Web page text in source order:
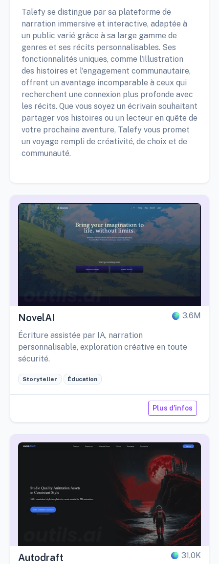
Talefy se distingue par sa plateforme de
narration immersive et interactive, adaptée à
un public varié grâce à sa large gamme de
genres et ses récits personnalisables. Ses
fonctionnalités uniques, comme l'illustration
des histoires et l'engagement communautaire,
offrent un avantage incomparable à ceux qui
recherchent une connexion plus profonde avec
les récits. Que vous soyez un écrivain souhaitant
partager vos histoires ou un lecteur en quête de
votre prochaine aventure, Talefy vous promet
un voyage rempli de créativité, de choix et de
communauté.
NovelAI 3,6M
Écriture assistée par IA, narration
personnalisable, exploration créative en toute
sécurité.
Storyteller Éducation
Plus d'infos
Autodraft 31,0K